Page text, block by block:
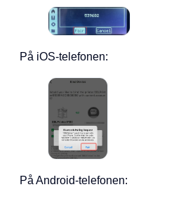
På iOS-telefonen:
På Android-telefonen: